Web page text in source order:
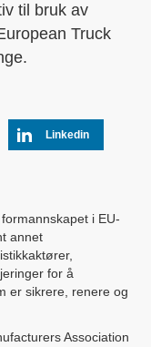
til bruk av
Truck
Linkedin
i EU-
annet
for å
er sikrere, renere og
Association